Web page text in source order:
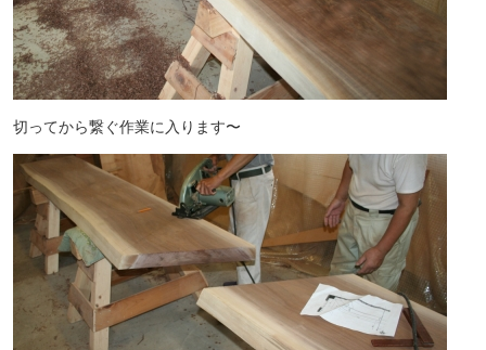
切ってから繋ぐ作業に入ります〜